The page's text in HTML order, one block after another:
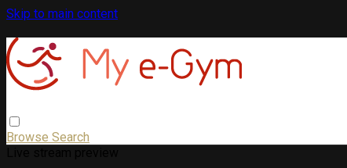
Skip to main content
Browse Search